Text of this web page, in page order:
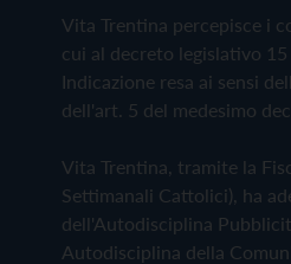
Vita Trentina percepisce i
cui al decreto legislativo
Indicazione resa ai sensi
dell'art. 5 del medesimo
Vita Trentina, tramite la
Settimanali Cattolici), ha
dell'Autodisciplina
Autodisciplina della